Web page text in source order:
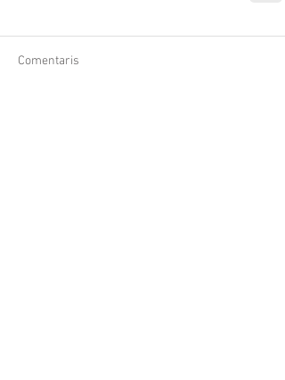
Comentaris